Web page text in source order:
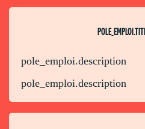
pole_emploi.description
pole_emploi.description